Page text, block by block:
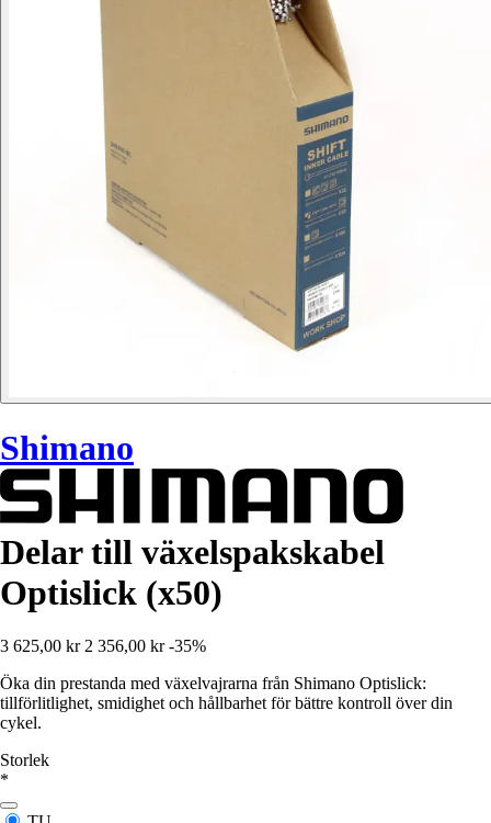
Shimano
Delar till växelspakskabel
Optislick (x50)
3 625,00 kr 2 356,00 kr -35%
Öka din prestanda med växelvajrarna från Shimano Optislick:
tillförlitlighet, smidighet och hållbarhet för bättre kontroll över din
cykel.
Storlek
*